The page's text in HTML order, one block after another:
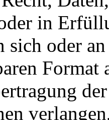
in
sich oder
Format